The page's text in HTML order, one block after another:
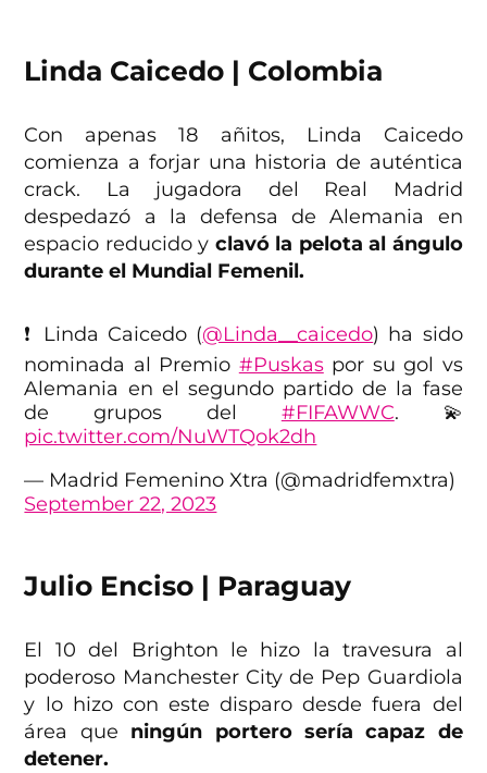
Linda Caicedo | Colombia
Con apenas 18 añitos, Linda Caicedo
comienza a forjar una historia de auténtica
crack. La jugadora del Real Madrid
despedazó a la defensa de Alemania en
espacio reducido y clavó la pelota al ángulo
durante el Mundial Femenil.
❗️ Linda Caicedo (@Linda__caicedo) ha sido
nominada al Premio #Puskaspor su gol vs
Alemania en el segundo partido de la fase
de grupos del #FIFAWWC. 💫
pic.twitter.com/NuWTQok2dh
— Madrid Femenino Xtra (@madridfemxtra)
September 22, 2023
Julio Enciso | Paraguay
El 10 del Brighton le hizo la travesura al
poderoso Manchester City de Pep Guardiola
y lo hizo con este disparo desde fuera del
área que ningún portero sería capaz de
detener.